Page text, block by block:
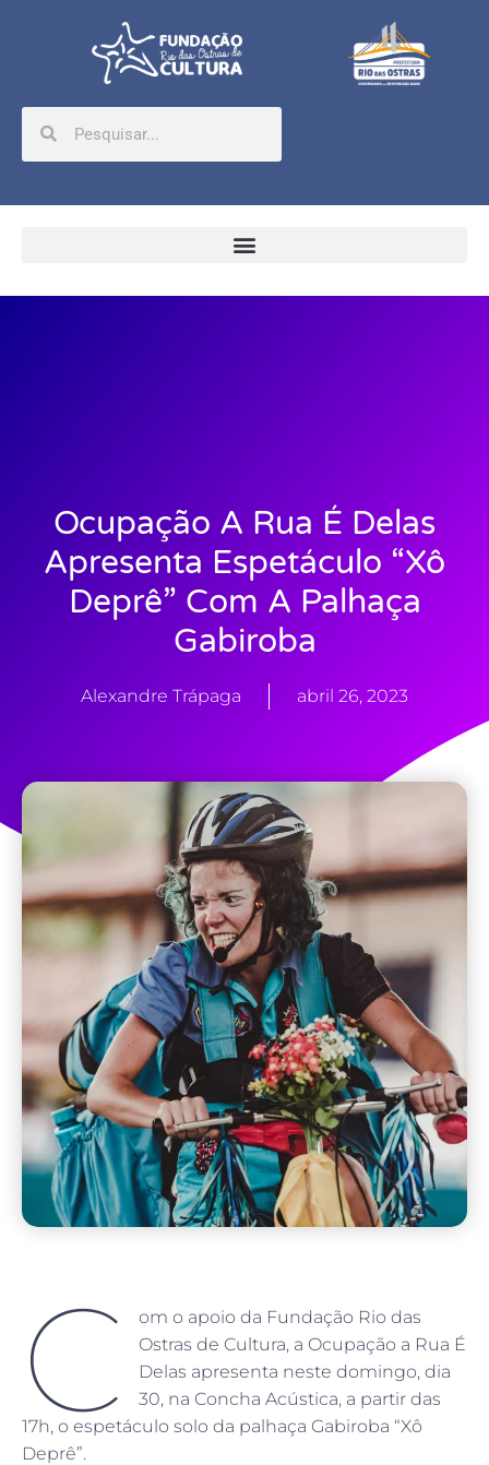
Ocupação A Rua É Delas
Apresenta Espetáculo “Xô
Deprê” Com A Palhaça
Gabiroba
Alexandre Trápaga abril 26, 2023
C
om o apoio da Fundação Rio das
Ostras de Cultura, a Ocupação a Rua É
Delas apresenta neste domingo, dia
30, na Concha Acústica, a partir das
17h, o espetáculo solo da palhaça Gabiroba “Xô
Deprê”.